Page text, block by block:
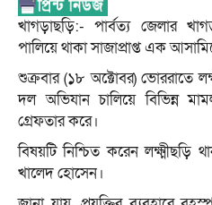
খাগড়াছড়ি:- পার্বত্য জেলার
পালিয়ে থাকা সাজাপ্রাপ্ত এক
শুক্রবার (১৮ অক্টোবর) ভোররাতে
দল অভিযান চালিয়ে বিভিন্ন
গ্রেফতার করে।
বিষয়টি নিশ্চিত করেন লক্ষ্মীছড়ি
খালেদ হোসেন।